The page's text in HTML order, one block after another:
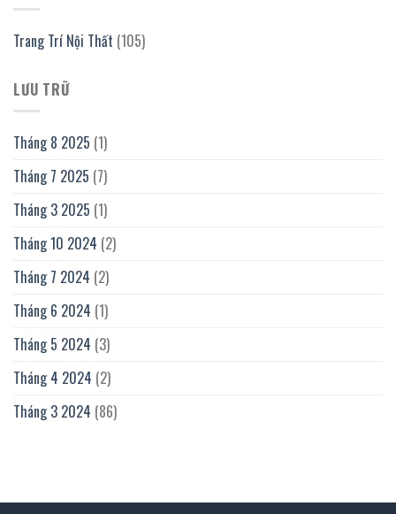
Trang Trí Nội Thất (105)
LƯU TRỮ
Tháng 8 2025 (1)
Tháng 7 2025 (7)
Tháng 3 2025 (1)
Tháng 10 2024 (2)
Tháng 7 2024 (2)
Tháng 6 2024 (1)
Tháng 5 2024 (3)
Tháng 4 2024 (2)
Tháng 3 2024 (86)